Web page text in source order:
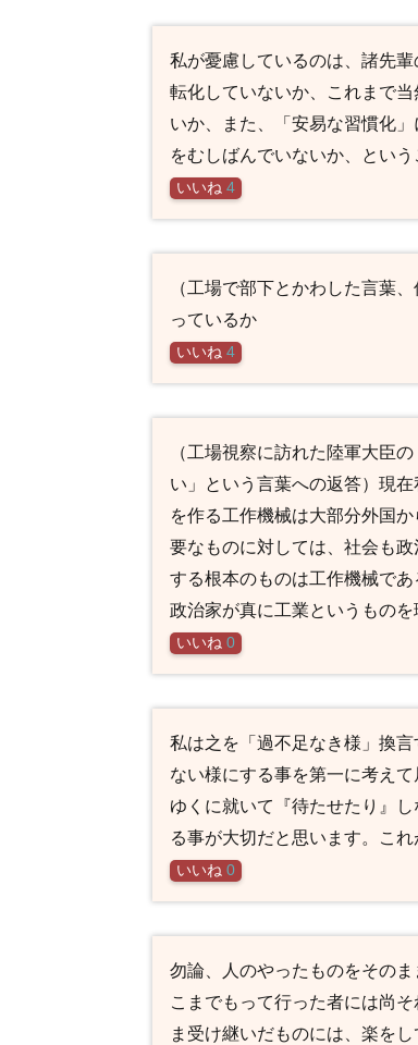
私が憂慮しているのは、諸先
転化していないか、これまで
いか、また、「安易な習慣化
をむしばんでいないか、という
いいね 4
（工場で部下とかわした言葉
っているか
いいね 4
（工場視察に訪れた陸軍大臣
い」という言葉への返答）現
を作る工作機械は大部分外国
要なものに対しては、社会も
する根本のものは工作機械で
政治家が真に工業というもの
いいね 0
私は之を「過不足なき様」換
ない様にする事を第一に考え
ゆくに就いて『待たせたり』
る事が大切だと思います。こ
いいね 0
勿論、人のやったものをその
こまでもって行った者には尚
ま受け継いだものには、楽を